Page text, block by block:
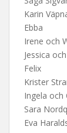
Karin
Ebba
Irene och
Jessica
Felix
Krister
Ingela och
Sara
Eva